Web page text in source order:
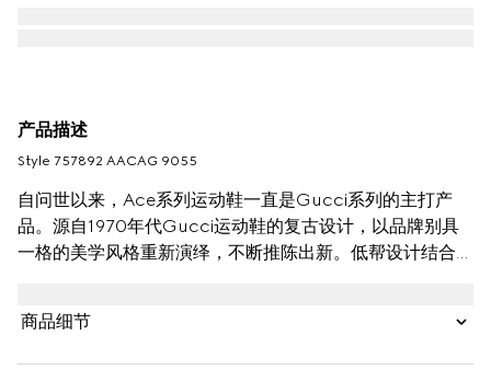
产品描述
Style ‎757892 AACAG 9055
自问世以来，Ace系列运动鞋一直是Gucci系列的主打产
品。源自1970年代Gucci运动鞋的复古设计，以品牌别具
一格的美学风格重新演绎，不断推陈出新。低帮设计结合白
商品细节